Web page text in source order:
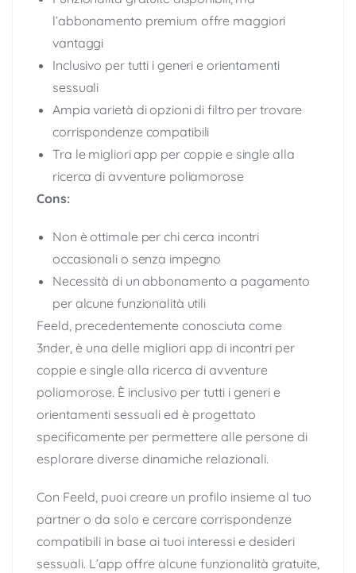
l’abbonamento premium offre maggiori
vantaggi
Inclusivo per tutti i generi e orientamenti
sessuali
Ampia varietà di opzioni di filtro per trovare
corrispondenze compatibili
Tra le migliori app per coppie e single alla
ricerca di avventure poliamorose
Cons:
Non è ottimale per chi cerca incontri
occasionali o senza impegno
Necessità di un abbonamento a pagamento
per alcune funzionalità utili
Feeld, precedentemente conosciuta come
3nder, è una delle migliori app di incontri per
coppie e single alla ricerca di avventure
poliamorose. È inclusivo per tutti i generi e
orientamenti sessuali ed è progettato
specificamente per permettere alle persone di
esplorare diverse dinamiche relazionali.
Con Feeld, puoi creare un profilo insieme al tuo
partner o da solo e cercare corrispondenze
compatibili in base ai tuoi interessi e desideri
sessuali. L’app offre alcune funzionalità gratuite,